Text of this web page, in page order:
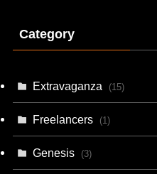
Category
Extravaganza (15)
Freelancers (1)
Genesis (3)